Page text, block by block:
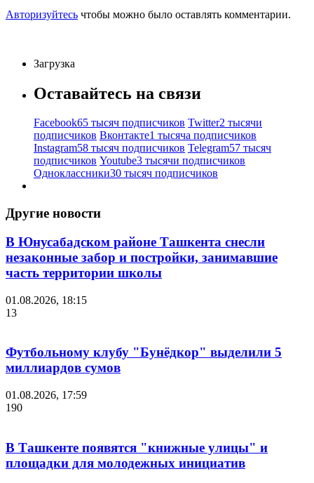
Авторизуйтесь чтобы можно было оставлять комментарии.
Загрузка
Оставайтесь на связи
Facebook65 тысяч подписчиков Twitter2 тысячи
подписчиков Вконтакте1 тысяча подписчиков
Instagram58 тысяч подписчиков Telegram57 тысяч
подписчиков Youtube3 тысячи подписчиков
Одноклассники30 тысяч подписчиков
Другие новости
В Юнусабадском районе Ташкента снесли
незаконные забор и постройки, занимавшие
часть территории школы
01.08.2026, 18:15
13
Футбольному клубу "Бунёдкор" выделили 5
миллиардов сумов
01.08.2026, 17:59
190
В Ташкенте появятся "книжные улицы" и
площадки для молодежных инициатив